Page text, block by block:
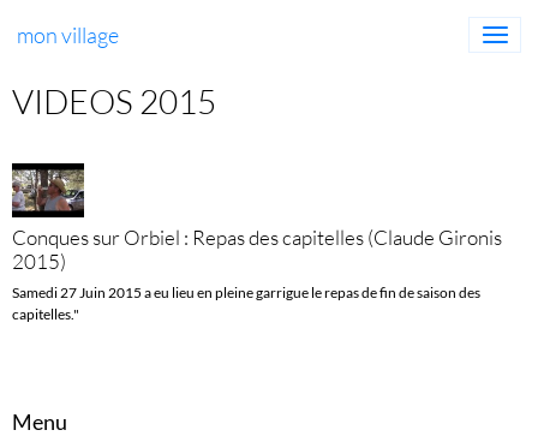
mon village
VIDEOS 2015
Conques sur Orbiel : Repas des capitelles (Claude Gironis
2015)
Samedi 27 Juin 2015 a eu lieu en pleine garrigue le repas de fin de saison des
capitelles."
Menu